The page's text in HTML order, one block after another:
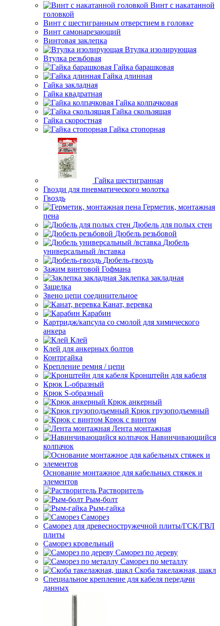
Винт с накатанной
головкой
Винт с шестигранным отверстием в головке
Винт самонарезающий
Винтовая заклепка
Втулка изолирующая
Втулка резьбовая
Гайка барашковая
Гайка длинная
Гайка закладная
Гайка квадратная
Гайка колпачковая
Гайка скользящая
Гайка скоростная
Гайка стопорная
Гайка шестигранная
Гвозди для пневматического молотка
Гвоздь
Герметик, монтажная
пена
Дюбель для полых стен
Дюбель резьбовой
Дюбель
универсальный /вставка
Дюбель-гвоздь
Зажим винтовой Гофмана
Заклепка закладная
Защелка
Звено цепи соединительное
Канат, веревка
Карабин
Картридж/капсула со смолой для химического
анкера
Клей
Клей для анкерных болтов
Контргайка
Крепление ремня / цепи
Кронштейн для кабеля
Крюк L-образный
Крюк S-образный
Крюк анкерный
Крюк грузоподъемный
Крюк с винтом
Лента монтажная
Навинчивающийся
колпачок
Основание монтажное для кабельных стяжек и
элементов
Растворитель
Рым-болт
Рым-гайка
Саморез
Саморез для древесностружечной плиты/ГСК/ГВЛ
плиты
Саморез кровельный
Саморез по дереву
Саморез по металлу
Скоба такелажная, шакл
Специальное крепление для кабеля передачи
данных